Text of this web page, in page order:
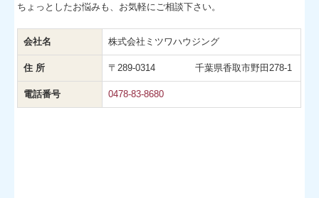
ちょっとしたお悩みも、お気軽にご相談下さい。
会社名 株式会社ミツワハウジング
住 所 〒289-0314 千葉県香取市野田278-1
電話番号 0478-83-8680